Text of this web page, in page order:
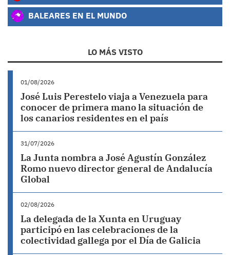
BALEARES EN EL MUNDO
LO MÁS VISTO
01/08/2026
José Luis Perestelo viaja a Venezuela para
conocer de primera mano la situación de
los canarios residentes en el país
31/07/2026
La Junta nombra a José Agustín González
Romo nuevo director general de Andalucía
Global
02/08/2026
La delegada de la Xunta en Uruguay
participó en las celebraciones de la
colectividad gallega por el Día de Galicia